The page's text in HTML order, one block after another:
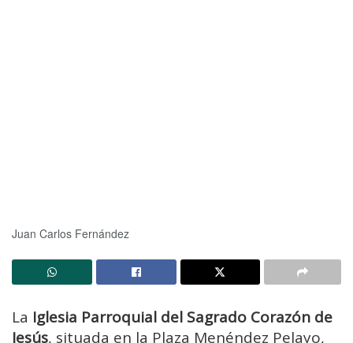
Juan Carlos Fernández
La Iglesia Parroquial del Sagrado Corazón de
Jesús, situada en la Plaza Menéndez Pelayo,